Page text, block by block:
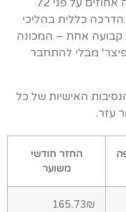
*טבלה זו משתמשת בריבית של חמישה אחוזים על פני 72
כדי לספק הדרכה כללית בהליכי
קבועה אחת – המכונה
מבלי להתחבר
האישיות של כל
עזר.
החזר חודשי
משוער
165.73₪